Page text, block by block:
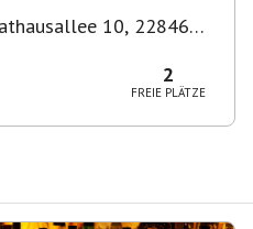
10, 22846
2
FREIE PLÄTZE